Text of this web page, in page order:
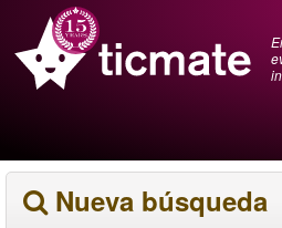
Nueva búsqueda